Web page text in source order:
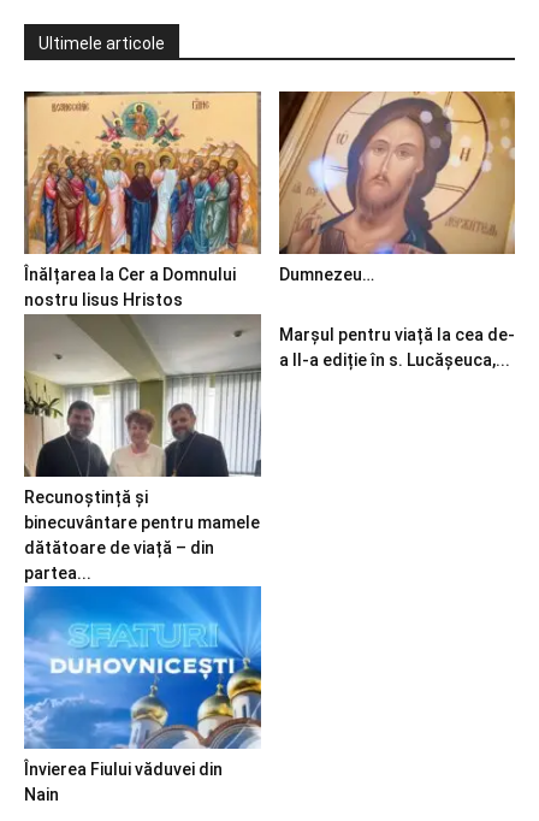
Ultimele articole
Înălțarea la Cer a Domnului
nostru Iisus Hristos
Dumnezeu…
Recunoștință și
binecuvântare pentru mamele
dătătoare de viață – din
partea...
Marșul pentru viață la cea de-
a II-a ediție în s. Lucășeuca,...
Învierea Fiului văduvei din
Nain